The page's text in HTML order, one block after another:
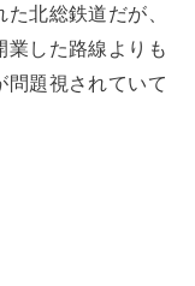
北総鉄道だが、
業した路線よりも
問題視されていて